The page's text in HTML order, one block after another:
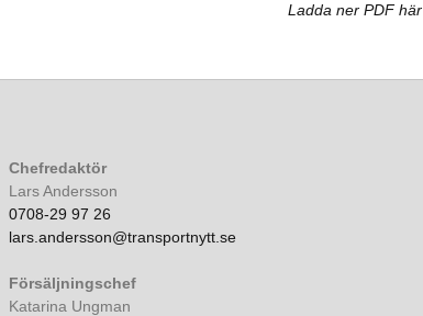
Ladda ner PDF här
Chefredaktör
Lars Andersson
0708-29 97 26
lars.andersson@transportnytt.se
Försäljningschef
Katarina Ungman